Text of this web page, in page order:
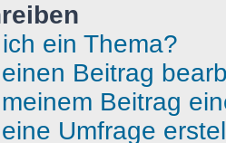
ein Thema?
Beitrag
Beitrag
Umfrage